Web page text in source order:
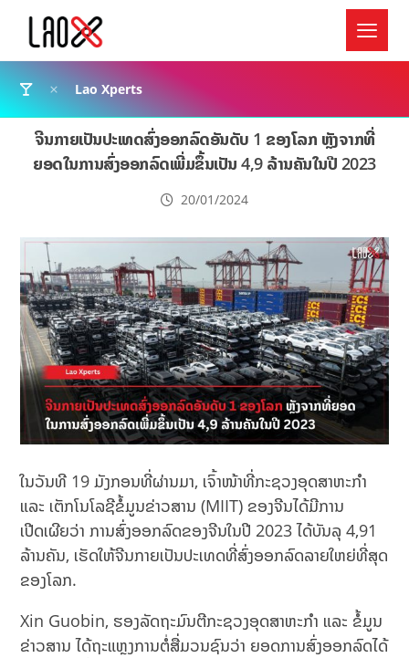
Lao Xperts
ຈີນ​ກາຍ​ເປັນ​ປະ​ເທດ​ສົ່ງ​ອອກ​ລົດ​ອັນ​ດັບ 1 ຂອງ​ໂລກ ຫຼັງຈາກທີ່
ຍອດໃນການສົ່ງອອກລົດເພີ່ມ​ຂຶ້ນ​ເປັນ 4,9 ລ້ານ​ຄັນໃນປີ 2023
20/01/2024
ໃນວັນທີ 19 ມັງກອນທີ່ຜ່ານມາ, ເຈົ້າ​ໜ້າ​ທີ່​ກະຊວງ​ອຸດສາຫະກຳ ​
ແລະ ​ເຕັກ​ໂນ​ໂລ​ຊີ​ຂໍ້​ມູນ​ຂ່າວສານ (MIIT) ຂອງ​ຈີນໄດ້ມີການ
ເປີດເຜີຍວ່າ ການ​ສົ່ງ​ອອກ​ລົດ​ຂອງ​ຈີນ​ໃນ​ປີ 2023 ໄດ້​ບັນລຸ 4,91
ລ້ານ​ຄັນ, ​ເຮັດ​ໃຫ້​ຈີນ​ກາຍ​ເປັນ​ປະ​ເທດ​ທີ່ສົ່ງ​ອອກ​ລົດລາຍ​ໃຫຍ່​ທີ່​ສຸດ​
ຂອງ​ໂລກ.
Xin Guobin, ຮອງ​ລັດຖະມົນຕີ​ກະຊວງ​ອຸດສາຫະກຳ​ ແລະ ​ຂໍ້​ມູນ​
ຂ່າວສານ ໄດ້ຖະແຫຼງການຕໍ່ສື່ມວນຊົນວ່າ ຍອດການສົ່ງອອກລົດໄດ້